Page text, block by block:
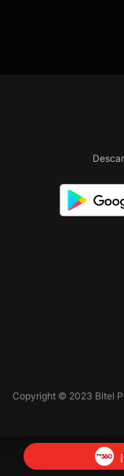
Copyright © 2023 Bitel